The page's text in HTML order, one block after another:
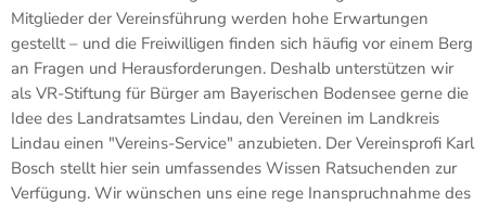
Mitglieder der Vereinsführung werden hohe Erwartungen
gestellt – und die Freiwilligen finden sich häufig vor einem Berg
an Fragen und Herausforderungen. Deshalb unterstützen wir
als VR-Stiftung für Bürger am Bayerischen Bodensee gerne die
Idee des Landratsamtes Lindau, den Vereinen im Landkreis
Lindau einen "Vereins-Service" anzubieten. Der Vereinsprofi Karl
Bosch stellt hier sein umfassendes Wissen Ratsuchenden zur
Verfügung. Wir wünschen uns eine rege Inanspruchnahme des